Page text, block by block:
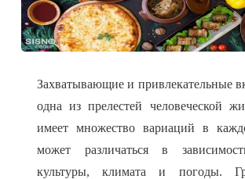
Захватывающие и привлекательные
одна из прелестей человеческой
имеет множество вариаций в
может различаться в
культуры, климата и погоды.